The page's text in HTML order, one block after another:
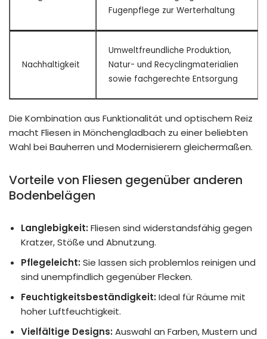
Fugenpflege zur Werterhaltung
Nachhaltigkeit
Umweltfreundliche Produktion,
Natur- und Recyclingmaterialien
sowie fachgerechte Entsorgung
Die Kombination aus Funktionalität und optischem Reiz
macht Fliesen in Mönchengladbach zu einer beliebten
Wahl bei Bauherren und Modernisierern gleichermaßen.
Vorteile von Fliesen gegenüber anderen
Bodenbelägen
Langlebigkeit: Fliesen sind widerstandsfähig gegen
Kratzer, Stöße und Abnutzung.
Pflegeleicht: Sie lassen sich problemlos reinigen und
sind unempfindlich gegenüber Flecken.
Feuchtigkeitsbeständigkeit: Ideal für Räume mit
hoher Luftfeuchtigkeit.
Vielfältige Designs: Auswahl an Farben, Mustern und